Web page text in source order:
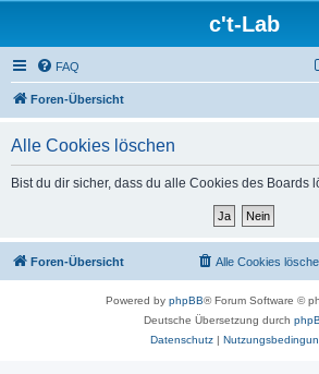
c't-Lab
FAQ
Foren-Übersicht
Alle Cookies löschen
Bist du dir sicher, dass du alle Cookies des Boards
Foren-Übersicht Alle Cookies
Powered by phpBB® Forum Software ©
Deutsche Übersetzung durch
Datenschutz|